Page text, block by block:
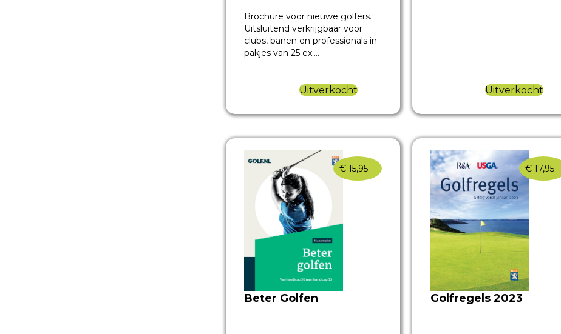
Brochure voor nieuwe golfers.
Uitsluitend verkrijgbaar voor
clubs, banen en professionals in
pakjes van 25 ex….
Uitverkocht Uitverkocht
€15,95
Beter Golfen
€ 17,95
Golfregels 2023